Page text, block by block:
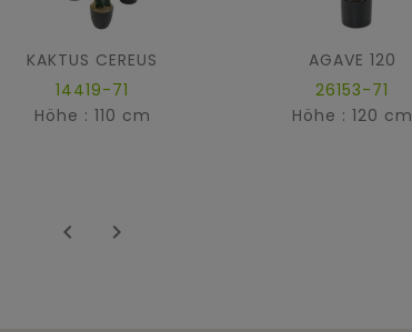
KAKTUS CEREUS
14419-71
Höhe : 110 cm
AGAVE 120
26153-71
Höhe : 120 cm
 